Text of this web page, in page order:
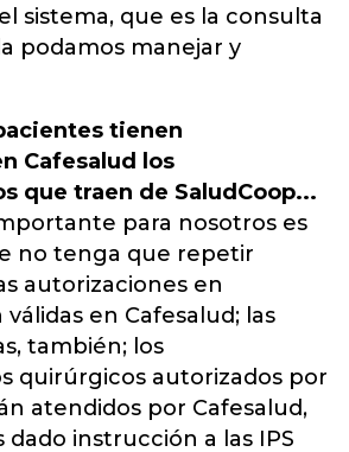
sistema, que es la consulta
podamos manejar y
tienen
Cafesalud los
que traen de SaludCoop...
para nosotros es
no tenga que repetir
autorizaciones en
en Cafesalud; las
también; los
quirúrgicos autorizados por
atendidos por Cafesalud,
dado instrucción a las IPS